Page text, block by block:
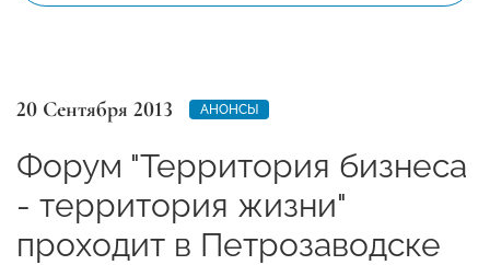
20 Сентября 2013 АНОНСЫ
Форум "Территория бизнеса
- территория жизни"
проходит в Петрозаводске